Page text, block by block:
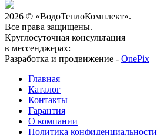
2026 © «ВодоТеплоКомплект».
Все права защищены.
Круглосуточная консультация
в мессенджерах:
Разработка и продвижение - OnePix
Главная
Каталог
Контакты
Гарантия
О компании
Политика конфиденциальности